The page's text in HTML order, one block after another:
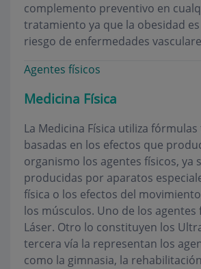
complemento preventivo en
tratamiento ya que la obesidad
riesgo de enfermedades
Agentes físicos
Medicina Física
La Medicina Física utiliza
basadas en los efectos que
organismo los agentes físicos, ya
producidas por aparatos
física o los efectos del
los músculos. Uno de los agentes
Láser. Otro lo constituyen los
tercera vía la representan los
como la gimnasia, la